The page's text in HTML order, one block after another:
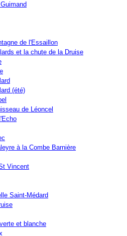
de l'Essaillon
et la chute de la Druise
(été)
de Léoncel
à la Combe Barnière
Vincent
Saint-Médard
et blanche